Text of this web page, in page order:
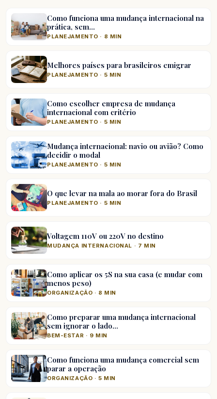
Como funciona uma mudança internacional na
prática, sem…
PLANEJAMENTO · 8 MIN
Melhores países para brasileiros emigrar
PLANEJAMENTO · 5 MIN
Como escolher empresa de mudança
internacional com critério
PLANEJAMENTO · 5 MIN
Mudança internacional: navio ou avião? Como
decidir o modal
PLANEJAMENTO · 5 MIN
O que levar na mala ao morar fora do Brasil
PLANEJAMENTO · 5 MIN
Voltagem 110V ou 220V no destino
MUDANÇA INTERNACIONAL · 7 MIN
Como aplicar os 5S na sua casa (e mudar com
menos peso)
ORGANIZAÇÃO · 8 MIN
Como preparar uma mudança internacional
sem ignorar o lado…
BEM-ESTAR · 9 MIN
Como funciona uma mudança comercial sem
parar a operação
ORGANIZAÇÃO · 5 MIN